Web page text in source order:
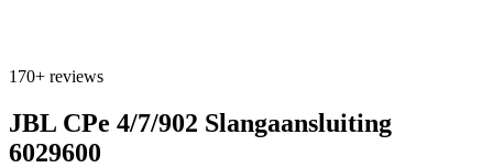
170+ reviews
JBL CPe 4/7/902 Slangaansluiting
6029600